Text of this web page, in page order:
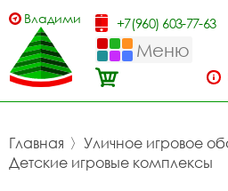
Владимир +7(960) 603-77-63
Меню
Главная 〉 Уличное игровое
Детские игровые комплексы